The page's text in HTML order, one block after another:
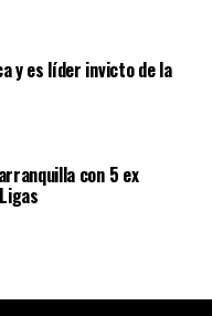
y es líder invicto de la
con 5 ex